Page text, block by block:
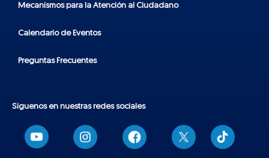
Mecanismos para la Atención al Ciudadano
Calendario de Eventos
Preguntas Frecuentes
Síguenos en nuestras redes sociales
T
i
k